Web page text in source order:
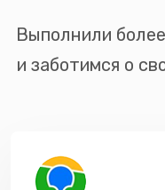
Выполнили
и заботимся о